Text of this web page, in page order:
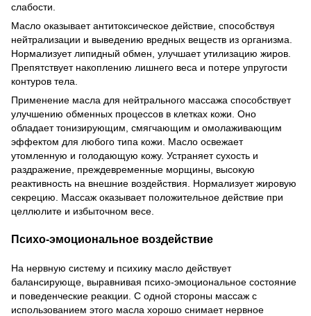
слабости.
Масло оказывает антитоксическое действие, способствуя
нейтрализации и выведению вредных веществ из организма.
Нормализует липидный обмен, улучшает утилизацию жиров.
Препятствует накоплению лишнего веса и потере упругости
контуров тела.
Применение масла для нейтрального массажа способствует
улучшению обменных процессов в клетках кожи. Оно
обладает тонизирующим, смягчающим и омолаживающим
эффектом для любого типа кожи. Масло освежает
утомленную и голодающую кожу. Устраняет сухость и
раздражение, преждевременные морщины, высокую
реактивность на внешние воздействия. Нормализует жировую
секрецию. Массаж оказывает положительное действие при
целлюлите и избыточном весе.
Психо-эмоциональное воздействие
На нервную систему и психику масло действует
балансирующе, выравнивая психо-эмоциональное состояние
и поведенческие реакции. С одной стороны массаж с
использованием этого масла хорошо снимает нервное